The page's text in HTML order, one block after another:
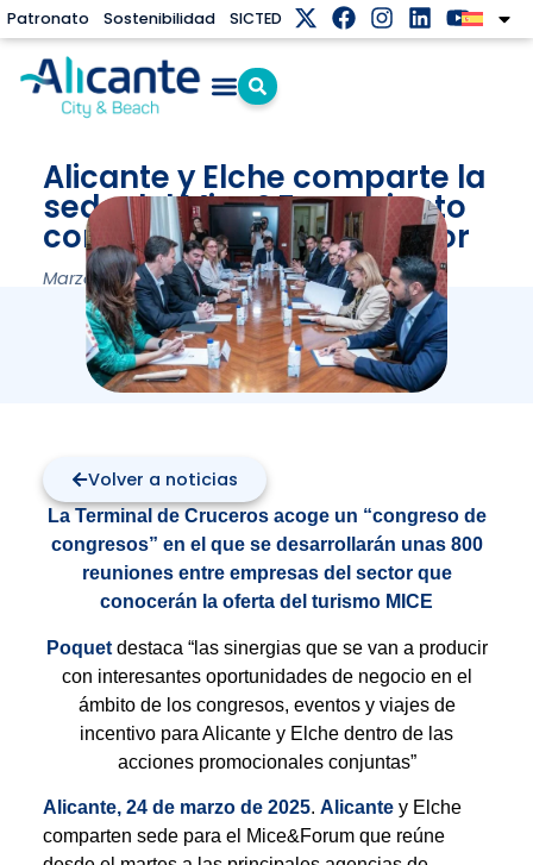
Patronato Sostenibilidad SICTED
Alicante y Elche comparte la
sede del Mice&Forum junto
con las agencias del sector
Marzo 25, 2025
Volver a noticias
La Terminal de Cruceros acoge un “congreso de
congresos” en el que se desarrollarán unas 800
reuniones entre empresas del sector que
conocerán la oferta del turismo MICE
Poquetdestaca “las sinergias que se van a producir
con interesantes oportunidades de negocio en el
ámbito de los congresos, eventos y viajes de
incentivo para Alicante y Elche dentro de las
acciones promocionales conjuntas”
Alicante, 24 de marzo de 2025. Alicantey Elche
comparten sede para el Mice&Forum que reúne